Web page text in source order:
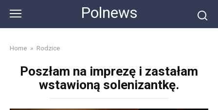
content
Polnews
Home » Rodzice
Poszłam na imprezę i zastałam
wstawioną solenizantkę.